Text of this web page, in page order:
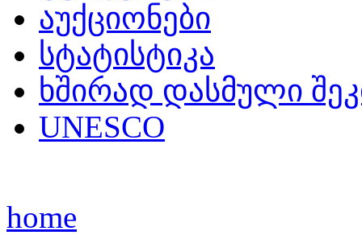
აუქციონები
სტატისტიკა
ხშირად დასმული
UNESCO
home